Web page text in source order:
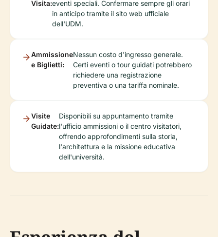
Visita:eventi speciali. Confermare sempre gli orari
in anticipo tramite il sito web ufficiale
dell'UDM.
Ammissione
e Biglietti:
Nessun costo d'ingresso generale.
Certi eventi o tour guidati potrebbero
richiedere una registrazione
preventiva o una tariffa nominale.
Visite
Guidate:
Disponibili su appuntamento tramite
l'ufficio ammissioni o il centro visitatori,
offrendo approfondimenti sulla storia,
l'architettura e la missione educativa
dell'università.